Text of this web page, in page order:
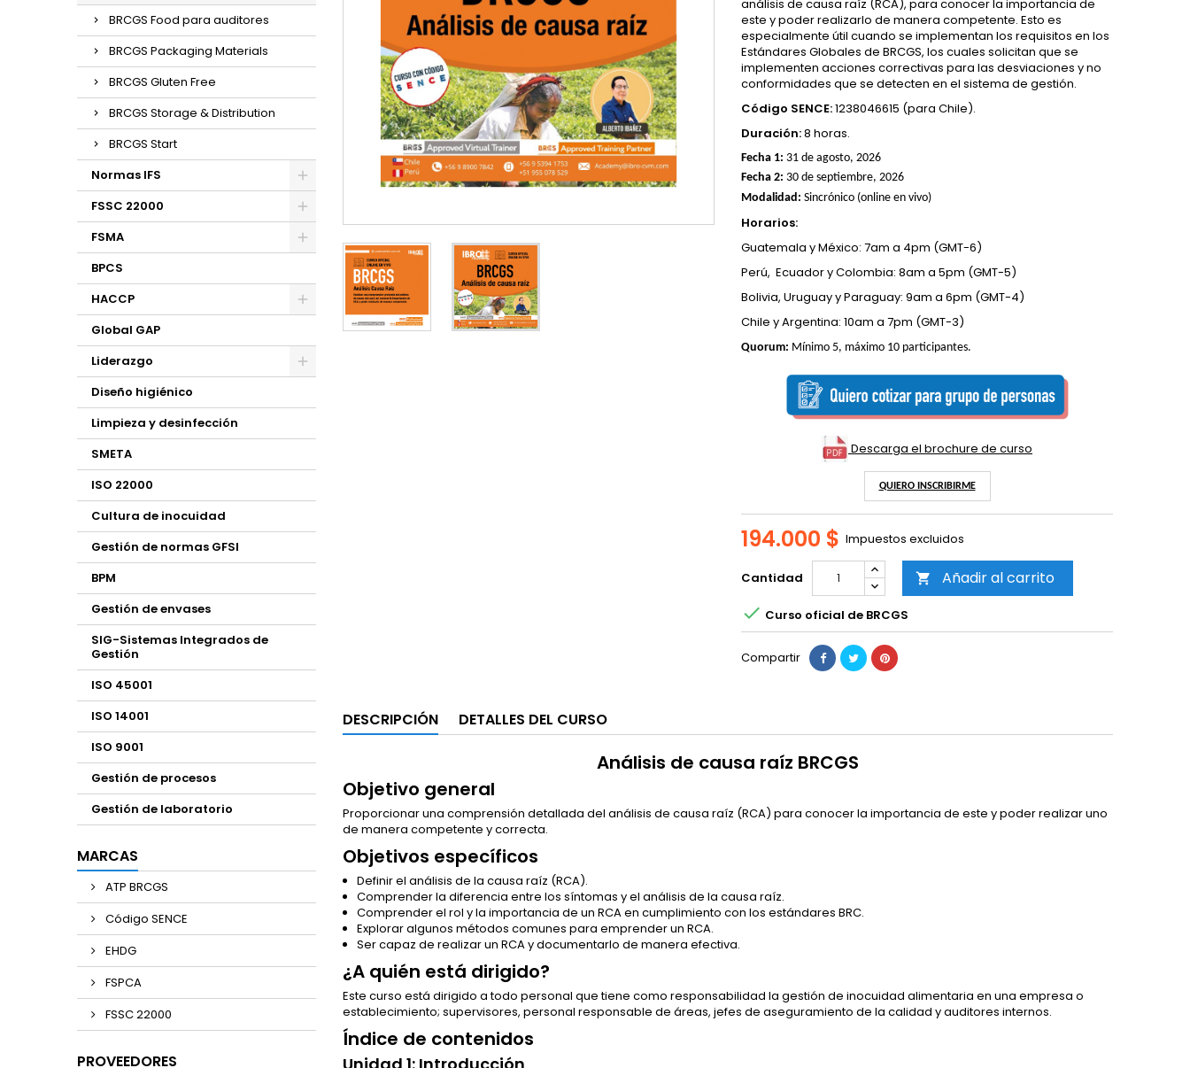
BRCGS Food para auditores
BRCGS Packaging Materials
BRCGS Gluten Free
BRCGS Storage & Distribution
BRCGS Start
Normas IFS
FSSC 22000
FSMA
BPCS
HACCP
Global GAP
Liderazgo
Diseño higiénico
Limpieza y desinfección
SMETA
ISO 22000
Cultura de inocuidad
Gestión de normas GFSI
BPM
Gestión de envases
SIG-Sistemas Integrados de
Gestión
ISO 45001
ISO 14001
ISO 9001
Gestión de procesos
Gestión de laboratorio
MARCAS
ATP BRCGS
Código SENCE
EHDG
FSPCA
FSSC 22000
PROVEEDORES
análisis de causa raíz (RCA), para conocer la importancia de
este y poder realizarlo de manera competente. Esto es
especialmente útil cuando se implementan los requisitos en los
Estándares Globales de BRCGS, los cuales solicitan que se
implementen acciones correctivas para las desviaciones y no
conformidades que se detecten en el sistema de gestión.
Código SENCE:1238046615 (para Chile).
Duración:8 horas.
Fecha 1: 31 de agosto, 2026
Fecha 2: 30 de septiembre, 2026
Modalidad: Sincrónico (online en vivo)
Horarios:
Guatemala y México: 7am a 4pm (GMT-6)
Perú, Ecuador y Colombia: 8am a 5pm (GMT-5)
Bolivia, Uruguay y Paraguay: 9am a 6pm (GMT-4)
Chile y Argentina: 10am a 7pm (GMT-3)
Quorum: Mínimo 5, máximo 10 participantes.
Descarga el brochure de curso
QUIERO INSCRIBIRME
194.000 $ Impuestos excluidos
Cantidad  Añadir al carrito
 Curso oficial de BRCGS
Compartir
DESCRIPCIÓN DETALLES DEL CURSO
Análisis de causa raíz BRCGS
Objetivo general
Proporcionar una comprensión detallada del análisis de causa raíz (RCA) para conocer la importancia de este y poder realizar uno
de manera competente y correcta.
Objetivos específicos
Definir el análisis de la causa raíz (RCA).
Comprender la diferencia entre los síntomas y el análisis de la causa raíz.
Comprender el rol y la importancia de un RCA en cumplimiento con los estándares BRC.
Explorar algunos métodos comunes para emprender un RCA.
Ser capaz de realizar un RCA y documentarlo de manera efectiva.
¿A quién está dirigido?
Este curso está dirigido a todo personal que tiene como responsabilidad la gestión de inocuidad alimentaria en una empresa o
establecimiento; supervisores, personal responsable de áreas, jefes de aseguramiento de la calidad y auditores internos.
Índice de contenidos